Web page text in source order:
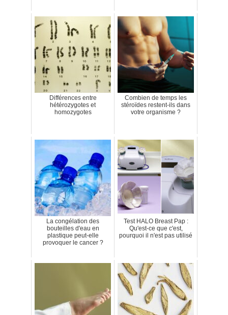
Différences entre
hétérozygotes et
homozygotes
Combien de temps les
stéroïdes restent-ils dans
votre organisme ?
La congélation des
bouteilles d'eau en
plastique peut-elle
provoquer le cancer ?
Test HALO Breast Pap :
Qu'est-ce que c'est,
pourquoi il n'est pas utilisé